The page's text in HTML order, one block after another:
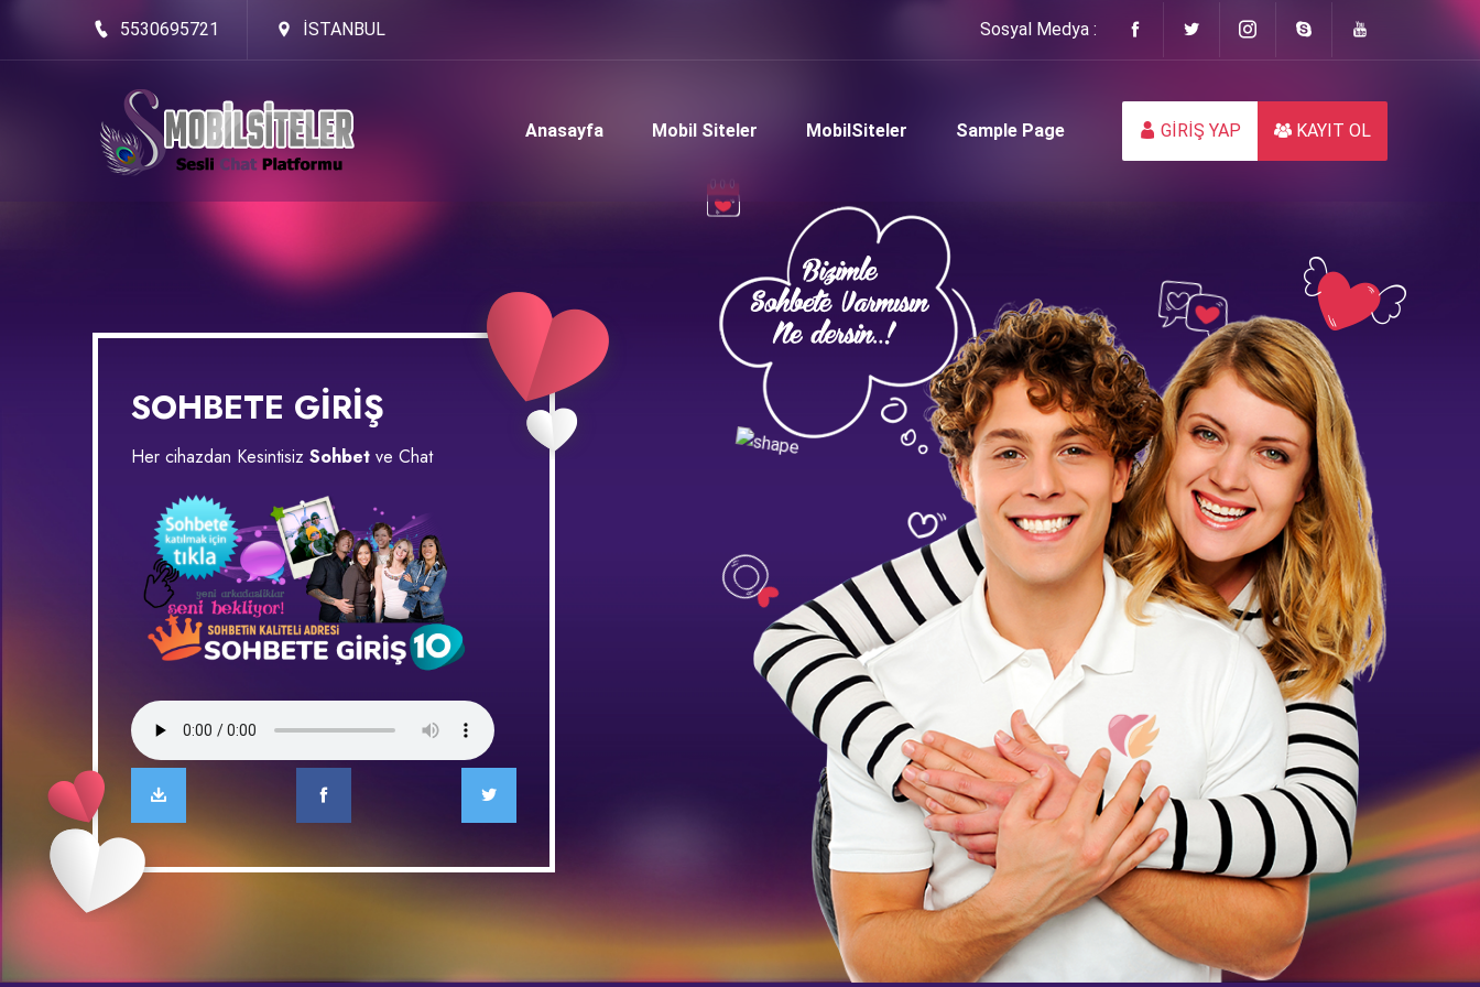
5530695721 İSTANBUL Sosyal Medya :
Anasayfa Mobil Siteler MobilSiteler Sample Page GİRİŞ YAP KAYIT OL
SOHBETE GİRİŞ
Her cihazdan Kesintisiz Sohbet ve Chat